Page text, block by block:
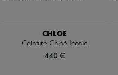
CHLOE
Ceinture Chloé Iconic
440 €